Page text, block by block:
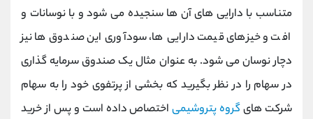
متناسب با دارایی های آن ها سنجیده می شود و با نوسانات و
افت و خیزهای قیمت دارایی ها، سودآوری این صندوق ها نیز
دچار نوسان می شود. به عنوان مثال یک صندوق سرمایه گذاری
در سهام را در نظر بگیرید که بخشی از پرتفوی خود را به سهام
شرکت هایگروه پتروشیمیاختصاص داده است و پس از خرید